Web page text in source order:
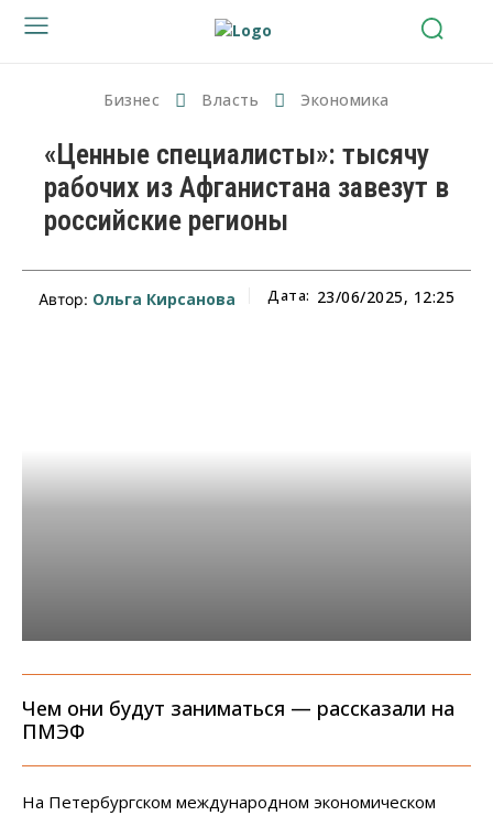
Бизнес Власть Экономика
«Ценные специалисты»: тысячу
рабочих из Афганистана завезут в
российские регионы
Автор: Ольга Кирсанова Дата: 23/06/2025, 12:25
Чем они будут заниматься — рассказали на
ПМЭФ
На Петербургском международном экономическом